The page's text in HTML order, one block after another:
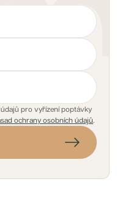
pro vyřízení poptávky
ochrany osobních údajů.